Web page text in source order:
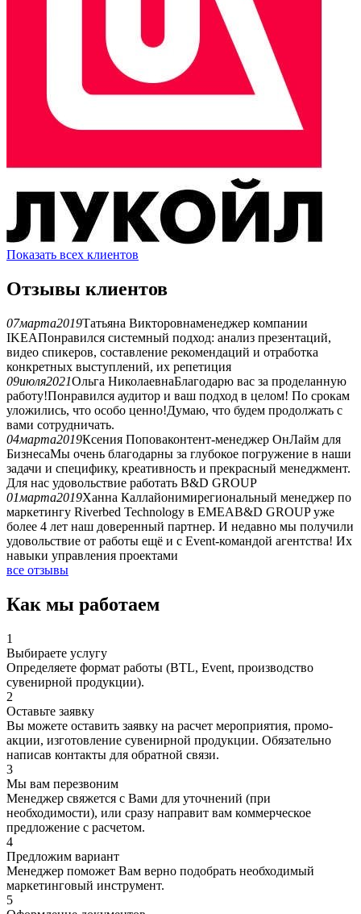
Показать всех клиентов
Отзывы клиентов
07марта2019Татьяна Викторовнаменеджер компании
IKEAПонравился системный подход: анализ презентаций,
видео спикеров, составление рекомендаций и отработка
конкретных выступлений, их репетиция
09июля2021Ольга НиколаевнаБлагодарю вас за проделанную
работу!Понравился аудитор и ваш подход в целом! По срокам
уложились, что особо ценно!Думаю, что будем продолжать с
вами сотрудничать.
04марта2019Ксения Поповаконтент-менеджер ОнЛайм для
БизнесаМы очень благодарны за глубокое погружение в наши
задачи и специфику, креативность и прекрасный менеджмент.
Для нас удовольствие работать B&D GROUP
01марта2019Ханна Каллайонимирегиональный менеджер по
маркетингу Riverbed Technology в EMEAB&D GROUP уже
более 4 лет наш доверенный партнер. И недавно мы получили
удовольствие от работы ещё и с Event-командой агентства! Их
навыки управления проектами
все отзывы
Как мы работаем
1
Выбираете услугу
Определяете формат работы (BTL, Event, производство
сувенирной продукции).
2
Оставьте заявку
Вы можете оставить заявку на расчет мероприятия, промо-
акции, изготовление сувенирной продукции. Обязательно
написав контакты для обратной связи.
3
Мы вам перезвоним
Менеджер свяжется с Вами для уточнений (при
необходимости), или сразу направит вам коммерческое
предложение с расчетом.
4
Предложим вариант
Менеджер поможет Вам верно подобрать необходимый
маркетинговый инструмент.
5